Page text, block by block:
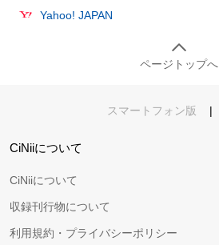
Yahoo! JAPAN
ページトップへ
スマートフォン版 |
CiNiiについて
CiNiiについて
収録刊行物について
利用規約・プライバシーポリシー